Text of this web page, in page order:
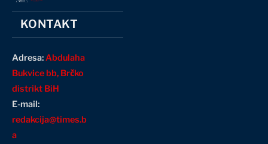
KONTAKT
Adresa:Abdulaha
Bukvice bb, Brčko
distrikt BiH
E-mail:
redakcija@times.b
a